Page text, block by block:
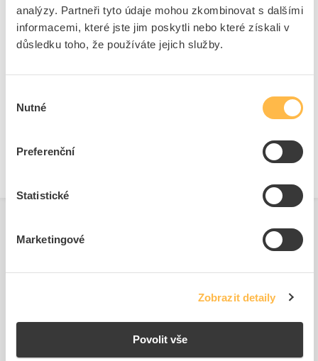
analýzy. Partneři tyto údaje mohou zkombinovat s dalšími
informacemi, které jste jim poskytli nebo které získali v
důsledku toho, že používáte jejich služby.
souhlasu
Nutné
Preferenční
Statistické
Marketingové
Zobrazit detaily
Povolit vše
E-mail:info@dehn.cz
www.dehn.de,www.dehn.cz
Ke stažení
Technické dokumenty